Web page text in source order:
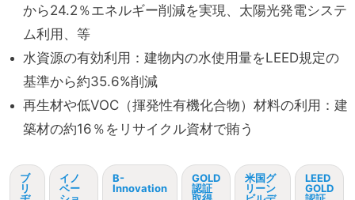
から24.2％エネルギー削減を実現、太陽光発電システ
ム利用、等
水資源の有効利用：建物内の水使用量をLEED規定の
基準から約35.6%削減
再生材や低VOC（揮発性有機化合物）材料の利用：建
築材の約16％をリサイクル資材で賄う
ブ
リ
イノ
ベー
B-
Innovation
GOLD
認証
米国グ
リーン
LEED
GOLD